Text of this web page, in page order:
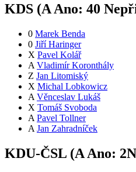
KDS (A Ano: 40
0 Marek Benda
0 Jiří Haringer
X Pavel Kolář
A Vladimír Koronthály
Z Jan Litomiský
X Michal Lobkowicz
A Věnceslav Lukáš
X Tomáš Svoboda
A Pavel Tollner
A Jan Zahradníček
KDU-ČSL (A Ano: 2N